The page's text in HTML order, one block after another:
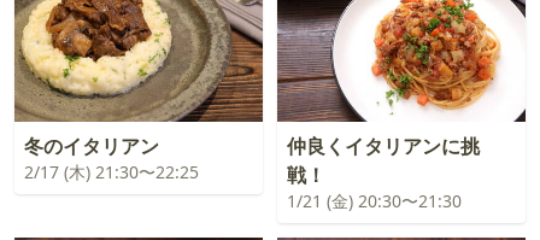
冬のイタリアン
2/17 (木) 21:30〜22:25
仲良くイタリアンに挑
戦！
1/21 (金) 20:30〜21:30